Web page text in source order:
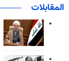
المقابلات